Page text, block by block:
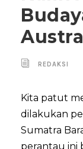
REDAKSI
Kita patut
dilakukan
Sumatra
perantau ini